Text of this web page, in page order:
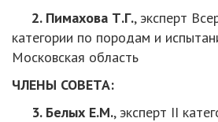
2. Пимахова Т.Г., эксперт
категории по породам и
Московская область
ЧЛЕНЫ СОВЕТА:
3. Белых Е.М., эксперт II